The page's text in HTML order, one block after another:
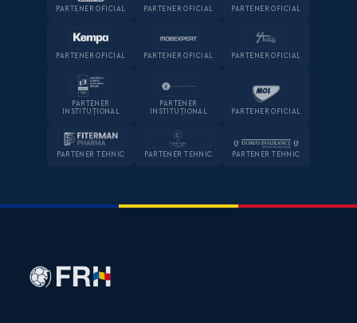
PARTENER OFICIAL PARTENER OFICIAL PARTENER OFICIAL
PARTENER OFICIAL PARTENER OFICIAL PARTENER OFICIAL
PARTENER
INSTITUȚIONAL
PARTENER
INSTITUȚIONAL
PARTENER OFICIAL
PARTENER TEHNIC PARTENER TEHNIC PARTENER TEHNIC